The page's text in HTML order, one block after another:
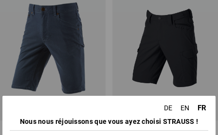
Short à 5 poches e.s.vintage Short e.s.t:aktik light ripstop
DE EN FR
Nous nous réjouissons que vous ayez choisi STRAUSS !